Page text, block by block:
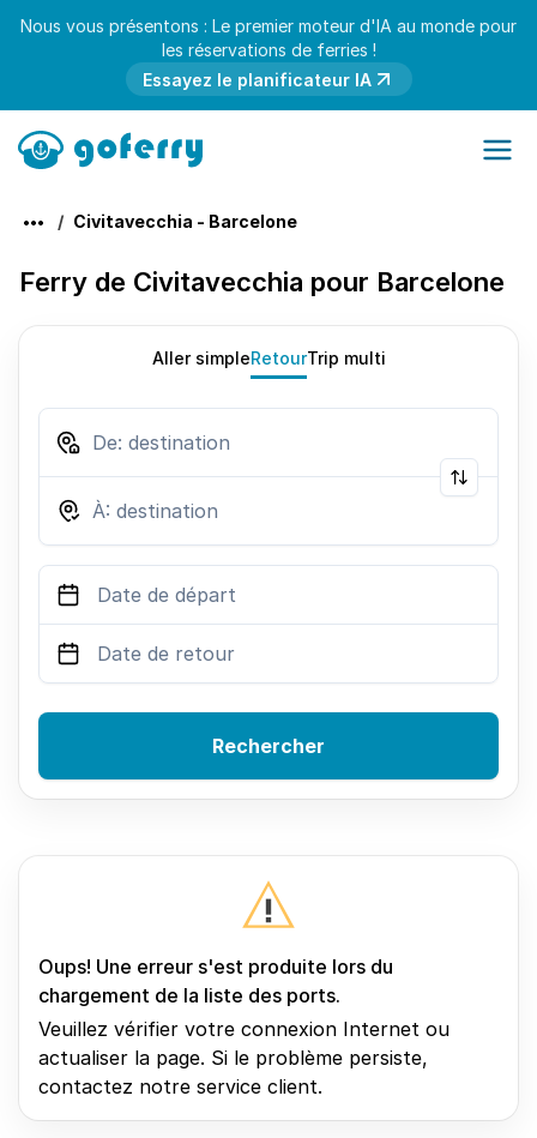
Nous vous présentons : Le premier moteur d'IA au monde pour
les réservations de ferries !
Essayez le planificateur IA
Civitavecchia - Barcelone
Ferry de Civitavecchia pour Barcelone
Aller simpleRetourTrip multi
Rechercher
Oups! Une erreur s'est produite lors du
chargement de la liste des ports.
Veuillez vérifier votre connexion Internet ou
actualiser la page. Si le problème persiste,
contactez notre service client.